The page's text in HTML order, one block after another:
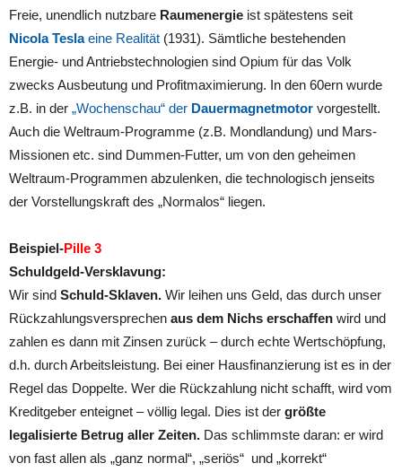
Freie, unendlich nutzbare Raumenergie ist spätestens seit
Nicola Teslaeine Realität (1931). Sämtliche bestehenden
Energie- und Antriebstechnologien sind Opium für das Volk
zwecks Ausbeutung und Profitmaximierung. In den 60ern wurde
z.B. in der „Wochenschau“ der Dauermagnetmotor vorgestellt.
Auch die Weltraum-Programme (z.B. Mondlandung) und Mars-
Missionen etc. sind Dummen-Futter, um von den geheimen
Weltraum-Programmen abzulenken, die technologisch jenseits
der Vorstellungskraft des „Normalos“ liegen.
Beispiel-Pille 3
Schuldgeld-Versklavung:
Wir sind Schuld-Sklaven. Wir leihen uns Geld, das durch unser
Rückzahlungsversprechen aus dem Nichs erschaffen wird und
zahlen es dann mit Zinsen zurück – durch echte Wertschöpfung,
d.h. durch Arbeitsleistung. Bei einer Hausfinanzierung ist es in der
Regel das Doppelte. Wer die Rückzahlung nicht schafft, wird vom
Kreditgeber enteignet – völlig legal. Dies ist der größte
legalisierte Betrug aller Zeiten. Das schlimmste daran: er wird
von fast allen als „ganz normal“, „seriös“ und „korrekt“